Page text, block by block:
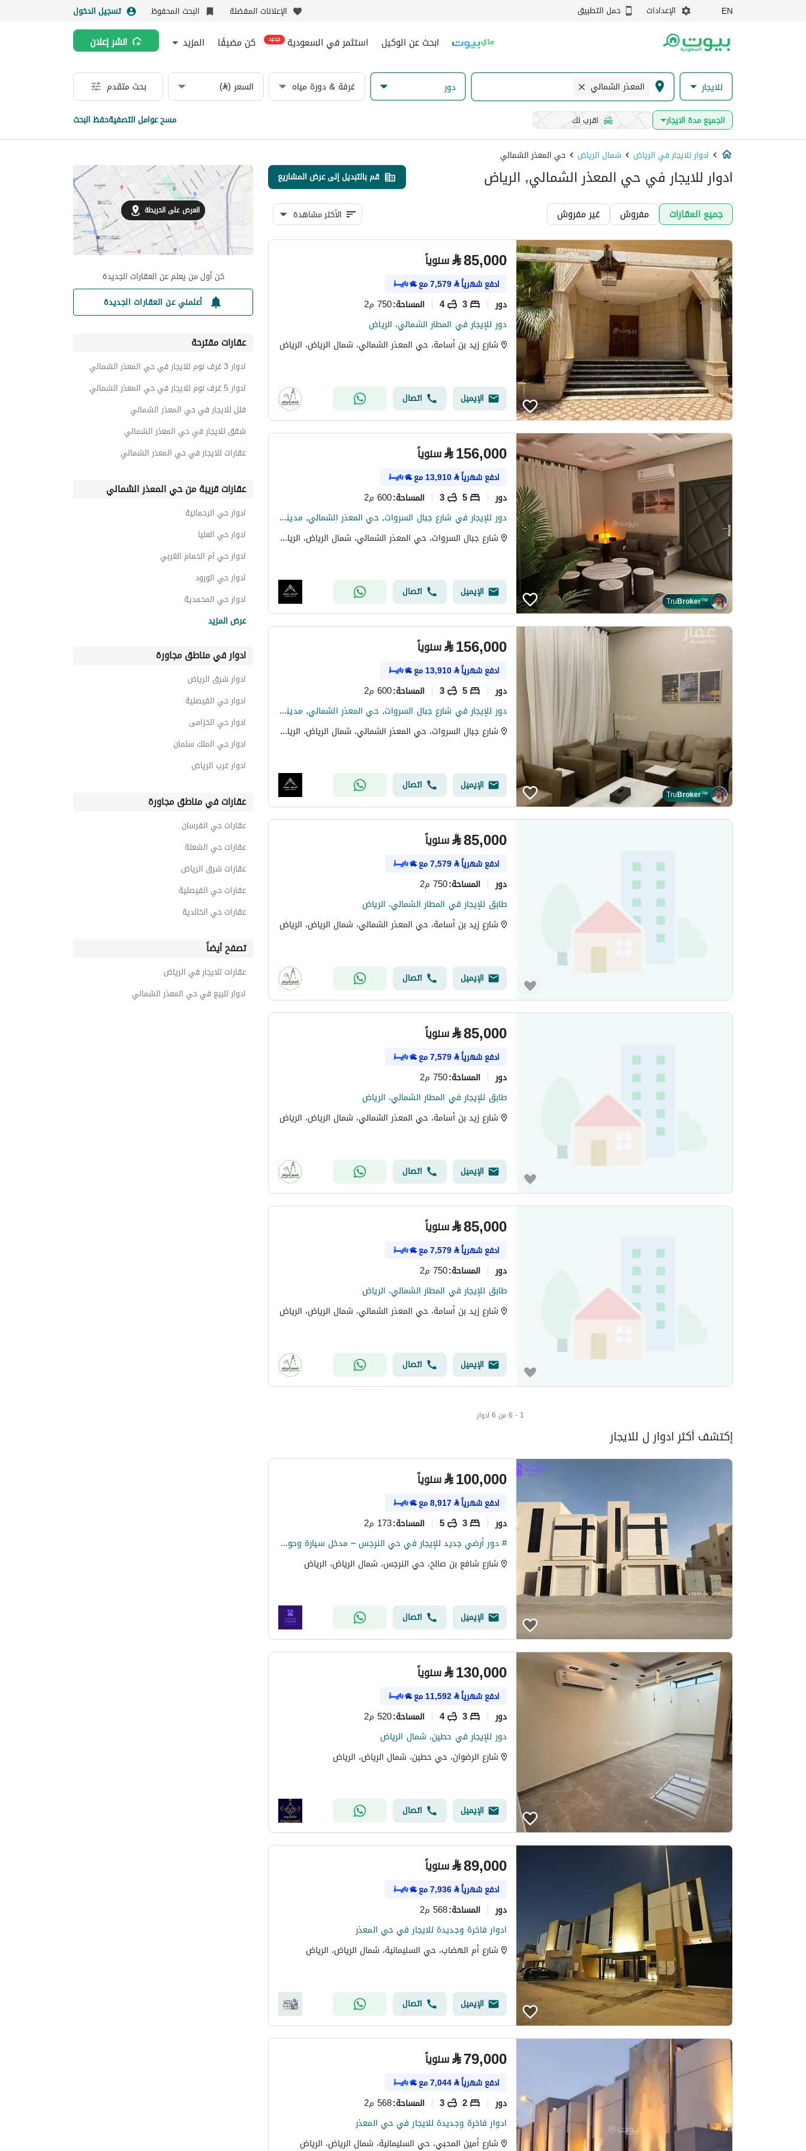
EN الإعدادات حمل التطبيق الإعلانات المفضلة البحث المحفوظ تسجيل الدخول
ابحث عن الوكيل استثمر في السعودية جديد كن مضيفًا المزيد انشر إعلان
للايجار المعذر الشمالي دور غرفة & دورة مياه السعر (⃁) بحث متقدم
الجميع مدة الايجار اقرب لك مسح عوامل التصفيةحفظ البحث
ادوار للايجار في الرياض شمال الرياض حي المعذر الشمالي
ادوار للايجار في حي المعذر الشمالي, الرياض قم بالتبديل إلى عرض المشاريع
جميع العقارات مفروش غير مفروش الأكثر مشاهدة
⃁85,000 سنوياً
ادفع شهرياً⃁
7,579مع
دور 3
4 المساحة:750 م2
دور للإيجار في المطار الشمالي، الرياض
شارع زيد بن أسامة، حي المعذر الشمالي، شمال الرياض، الرياض
الإيميل اتصال
TruBroker™
⃁156,000 سنوياً
ادفع شهرياً⃁
13,910مع
دور 5
3 المساحة:600 م2
دور للإيجار في شارع جبال السروات, حي المعذر الشمالي, مدينة الرياض, منطقة الرياض
شارع جبال السروات، حي المعذر الشمالي، شمال الرياض، الرياض
الإيميل اتصال
TruBroker™
⃁156,000 سنوياً
ادفع شهرياً⃁
13,910مع
دور 5
3 المساحة:600 م2
دور للإيجار في شارع جبال السروات, حي المعذر الشمالي, مدينة الرياض, منطقة الرياض
شارع جبال السروات، حي المعذر الشمالي، شمال الرياض، الرياض
الإيميل اتصال
⃁85,000 سنوياً
ادفع شهرياً⃁
7,579مع
دور المساحة:750 م2
طابق للإيجار في المطار الشمالي، الرياض
شارع زيد بن أسامة، حي المعذر الشمالي، شمال الرياض، الرياض
الإيميل اتصال
⃁85,000 سنوياً
ادفع شهرياً⃁
7,579مع
دور المساحة:750 م2
طابق للإيجار في المطار الشمالي، الرياض
شارع زيد بن أسامة، حي المعذر الشمالي، شمال الرياض، الرياض
الإيميل اتصال
⃁85,000 سنوياً
ادفع شهرياً⃁
7,579مع
دور المساحة:750 م2
طابق للإيجار في المطار الشمالي، الرياض
شارع زيد بن أسامة، حي المعذر الشمالي، شمال الرياض، الرياض
الإيميل اتصال
1 - 6 من 6 ادوار
إكتشف أكثر ادوار ل للايجار
⃁100,000 سنوياً
ادفع شهرياً⃁
8,917مع
دور 3
5 المساحة:173 م2
# دور أرضي جديد للإيجار في حي النرجس – مدخل سيارة وحوش واسع
شارع شافع بن صالح، حي النرجس، شمال الرياض، الرياض
الإيميل اتصال
⃁130,000 سنوياً
ادفع شهرياً⃁
11,592مع
دور 3
4 المساحة:520 م2
دور للإيجار في حطين، شمال الرياض
شارع الرضوان، حي حطين، شمال الرياض، الرياض
الإيميل اتصال
⃁89,000 سنوياً
ادفع شهرياً⃁
7,936مع
دور المساحة:568 م2
ادوار فاخرة وجديدة للايجار في حي المعذر
شارع أم الهضاب، حي السليمانية، شمال الرياض، الرياض
الإيميل اتصال
⃁79,000 سنوياً
ادفع شهرياً⃁
7,044مع
دور 2
3 المساحة:568 م2
ادوار فاخرة وجديدة للايجار في حي المعذر
شارع أمين المحبي، حي السليمانية، شمال الرياض، الرياض
العرض على الخريطة
كن أول من يعلم عن العقارات الجديدة
أعلمني عن العقارات الجديدة
عقارات مقترحة
ادوار 3 غرف نوم للايجار في حي المعذر الشمالي
ادوار 5 غرف نوم للايجار في حي المعذر الشمالي
فلل للايجار في حي المعذر الشمالي
شقق للايجار في حي المعذر الشمالي
عقارات للايجار في حي المعذر الشمالي
عقارات قريبة من حي المعذر الشمالي
ادوار حي الرحمانية
ادوار حي العليا
ادوار حي أم الحمام الغربي
ادوار حي الورود
ادوار حي المحمدية
ادوار حي المرجان
ادوار حي المروج
ادوار حي النموذجية
عرض المزيد
ادوار في مناطق مجاورة
ادوار شرق الرياض
ادوار حي الفيصلية
ادوار حي الخزامى
ادوار حي الملك سلمان
ادوار غرب الرياض
عقارات في مناطق مجاورة
عقارات حي الفرسان
عقارات حي الشعلة
عقارات شرق الرياض
عقارات حي الفيصلية
عقارات حي الخالدية
تصفح أيضاً
عقارات للايجار في الرياض
ادوار للبيع في حي المعذر الشمالي